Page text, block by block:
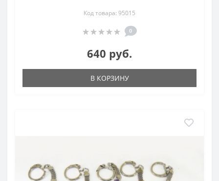
Код товара: 95015
0
640 руб.
В КОРЗИНУ